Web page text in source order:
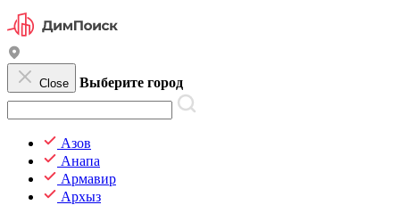
Close Выберите город
Азов
Анапа
Армавир
Архыз